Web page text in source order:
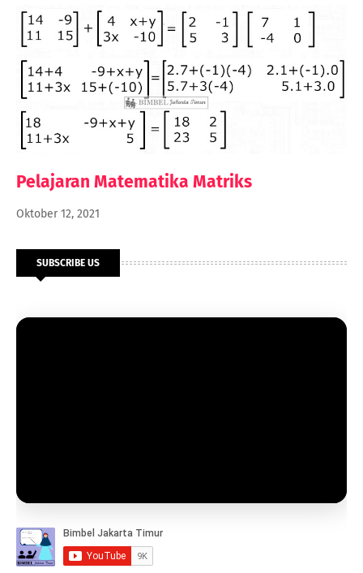
Pelajaran Matematika Matriks
Oktober 12, 2021
SUBSCRIBE US